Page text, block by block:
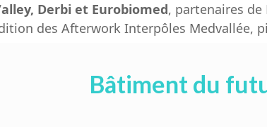
Derbi et Eurobiomed, partenaires
des Afterwork Interpôles Medvallée,
Bâtiment du